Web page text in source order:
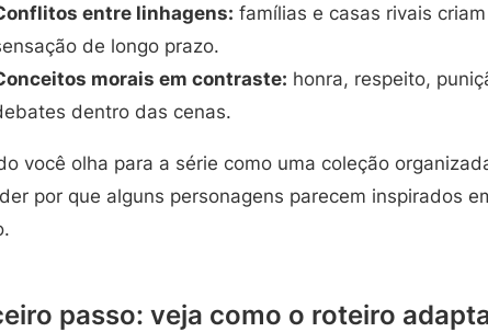
entre linhagens: famílias e casas rivais
de longo prazo.
morais em contraste: honra, respeito,
dentro das cenas.
você olha para a série como uma coleção
por que alguns personagens parecem inspirados
passo: veja como o roteiro